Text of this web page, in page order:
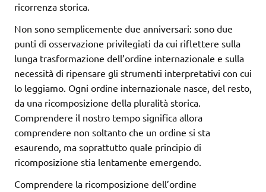
ricorrenza storica.
Non sono semplicemente due anniversari: sono due
punti di osservazione privilegiati da cui riflettere sulla
lunga trasformazione dell’ordine internazionale e sulla
necessità di ripensare gli strumenti interpretativi con cui
lo leggiamo. Ogni ordine internazionale nasce, del resto,
da una ricomposizione della pluralità storica.
Comprendere il nostro tempo significa allora
comprendere non soltanto che un ordine si sta
esaurendo, ma soprattutto quale principio di
ricomposizione stia lentamente emergendo.
Comprendere la ricomposizione dell’ordine